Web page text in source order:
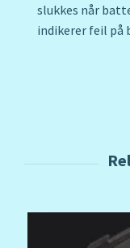
slukkes når
indikerer feil på